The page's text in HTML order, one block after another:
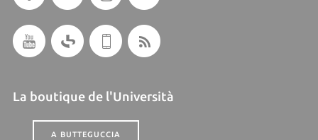
La boutique de l'Università
A BUTTEGUCCIA